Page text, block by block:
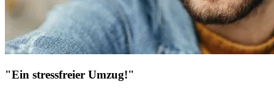
"Ein stressfreier Umzug!"